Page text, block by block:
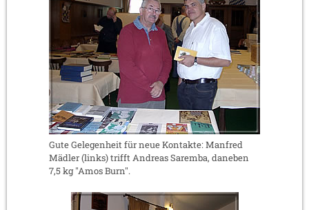
Gute Gelegenheit für neue Kontakte: Manfred
Mädler (links) trifft Andreas Saremba, daneben
7,5 kg "Amos Burn".